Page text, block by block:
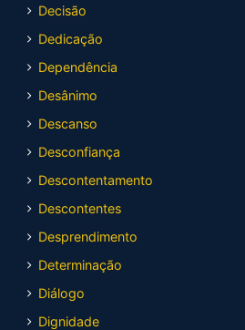
Decisão
Dedicação
Dependência
Desânimo
Descanso
Desconfiança
Descontentamento
Descontentes
Desprendimento
Determinação
Diálogo
Dignidade